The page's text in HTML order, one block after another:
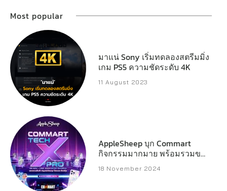
Most popular
มาแน่ Sony เริ่มทดลองสตรีมมิ่ง
เกม PS5 ความชัดระดับ 4K
11 August 2023
AppleSheep บุก Commart
กิจกรรมมากมาย พร้อมรวมของ
แจกหลักหมื่น
18 November 2024